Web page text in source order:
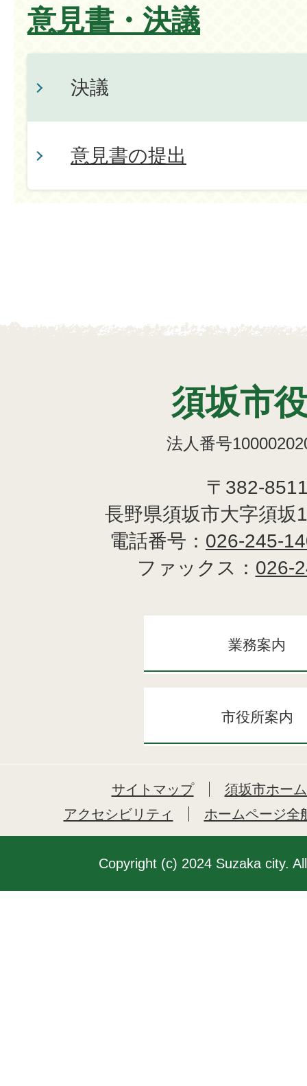
意見書・決議
決議
意見書の提出
須坂市
法人番号
〒382-
長野県須坂市大字須坂
電話番号： 026-245-
ファックス： 026-
業務案内
市役所案内
サイトマップ
須坂市ホー
アクセシビリティ
ホームページ全
Copyright (c) 2024 Suzaka city.